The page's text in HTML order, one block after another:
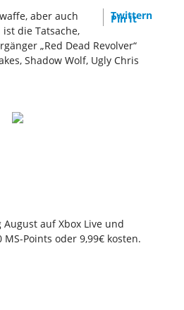
Twittern
Pin It
aber auch
die Tatsache,
„Red Dead Revolver“
Shadow Wolf, Ugly Chris
auf Xbox Live und
Points oder 9,99€ kosten.